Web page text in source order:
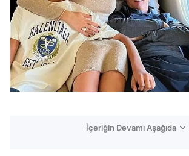
İçeriğin Devamı Aşağıda